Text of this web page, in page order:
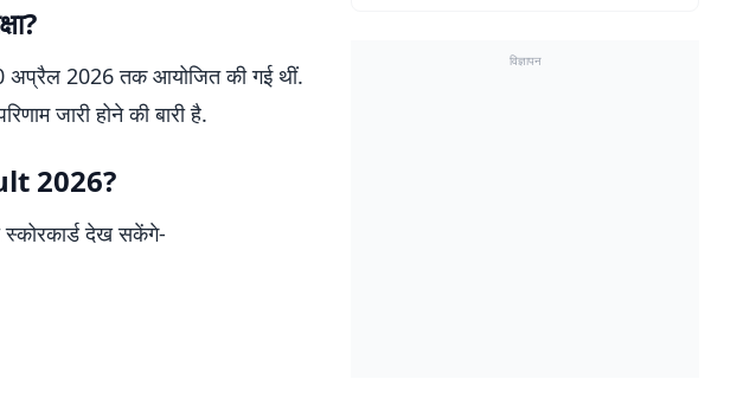
अप्रैल 2026 तक आयोजित की गई थीं.
जारी होने की बारी है.
2026?
स्कोरकार्ड देख सकेंगे-
विज्ञापन